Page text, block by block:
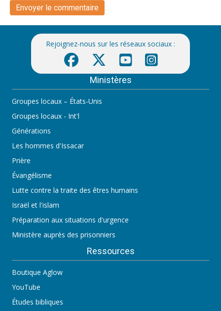
Rejoignez-nous sur les réseaux sociaux :
Ministères
Groupes locaux – États-Unis
Groupes locaux - Int'l
Générations
Les hommes d'Issacar
Prière
Évangélisme
Lutte contre la traite des êtres humains
Israël et l'islam
Préparation aux situations d'urgence
Ministère auprès des prisonniers
Ressources
Boutique Aglow
YouTube
Études bibliques